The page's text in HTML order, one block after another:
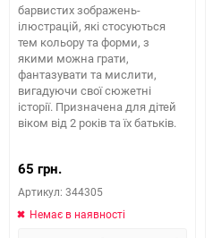
барвистих зображень-
ілюстрацій, які стосуються
тем кольору та форми, з
якими можна грати,
фантазувати та мислити,
вигадуючи свої сюжетні
історії. Призначена для дітей
віком від 2 років та їх батьків.
65 грн.
Артикул: 344305
Немає в наявності